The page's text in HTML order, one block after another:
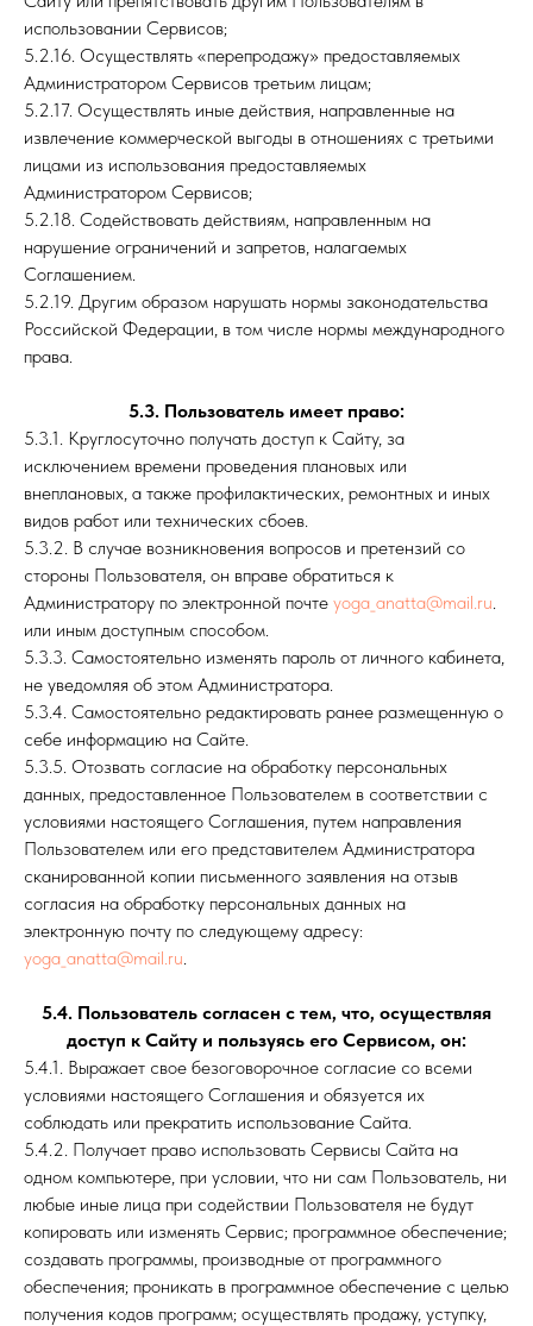
использовании Сервисов;
5.2.16. Осуществлять «перепродажу» предоставляемых
Администратором Сервисов третьим лицам;
5.2.17. Осуществлять иные действия, направленные на
извлечение коммерческой выгоды в отношениях с третьими
лицами из использования предоставляемых
Администратором Сервисов;
5.2.18. Содействовать действиям, направленным на
нарушение ограничений и запретов, налагаемых
Соглашением.
5.2.19. Другим образом нарушать нормы законодательства
Российской Федерации, в том числе нормы международного
права.
5.3. Пользователь имеет право:
5.3.1. Круглосуточно получать доступ к Сайту, за
исключением времени проведения плановых или
внеплановых, а также профилактических, ремонтных и иных
видов работ или технических сбоев.
5.3.2. В случае возникновения вопросов и претензий со
стороны Пользователя, он вправе обратиться к
Администратору по электронной почте yoga_anatta@mail.ru
или иным доступным способом.
5.3.3. Самостоятельно изменять пароль от личного кабинета,
не уведомляя об этом Администратора.
5.3.4. Самостоятельно редактировать ранее размещенную о
себе информацию на Сайте.
5.3.5. Отозвать согласие на обработку персональных
данных, предоставленное Пользователем в соответствии с
условиями настоящего Соглашения, путем направления
Пользователем или его представителем Администратора
сканированной копии письменного заявления на отзыв
согласия на обработку персональных данных на
электронную почту по следующему адресу:
yoga_anatta@mail.ru
5.4. Пользователь согласен с тем, что, осуществляя
доступ к Сайту и пользуясь его Сервисом, он:
5.4.1. Выражает свое безоговорочное согласие со всеми
условиями настоящего Соглашения и обязуется их
соблюдать или прекратить использование Сайта.
5.4.2. Получает право использовать Сервисы Сайта на
одном компьютере, при условии, что ни сам Пользователь, ни
любые иные лица при содействии Пользователя не будут
копировать или изменять Сервис; программное обеспечение;
создавать программы, производные от программного
обеспечения; проникать в программное обеспечение с целью
получения кодов программ; осуществлять продажу, уступку,